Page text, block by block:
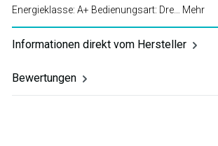
Energieklasse: A+ Bedienungsart: Dre… Mehr
Informationen direkt vom Hersteller
Bewertungen